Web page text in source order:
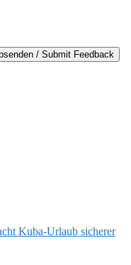
/ Submit Feedback
Kuba-Urlaub sicherer